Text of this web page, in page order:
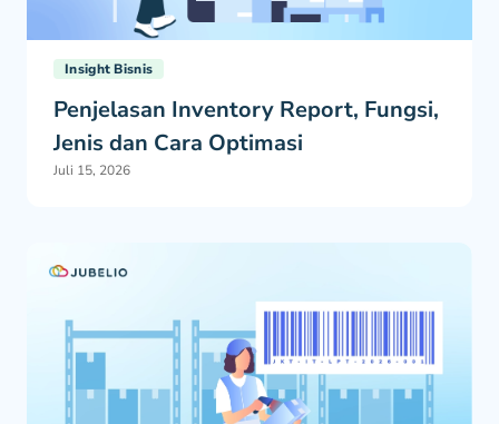
Insight Bisnis
Penjelasan Inventory Report, Fungsi,
Jenis dan Cara Optimasi
Juli 15, 2026